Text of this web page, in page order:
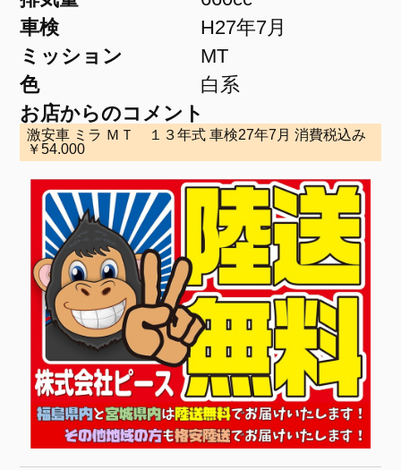
車検
H27年7月
ミッション
MT
色
白系
お店からのコメント
激安車 ミラ ＭＴ １３年式 車検27年7月 消費税込み
￥54.000